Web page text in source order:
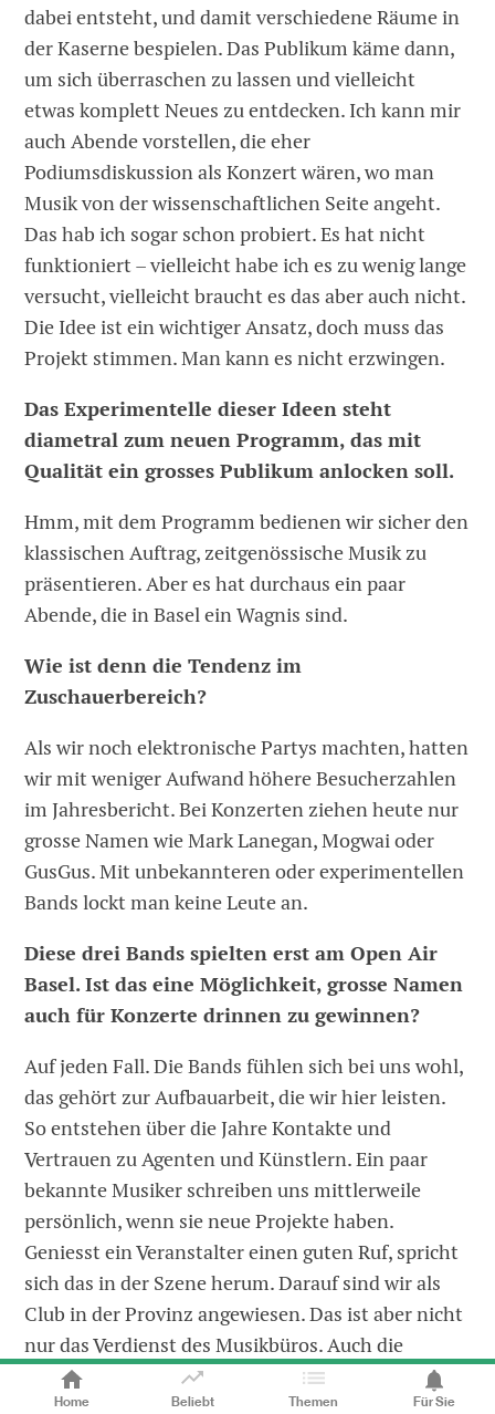
dabei entsteht, und damit verschiedene Räume in
der Kaserne bespielen. Das Publikum käme dann,
um sich überraschen zu lassen und vielleicht
etwas komplett Neues zu entdecken. Ich kann mir
auch Abende vorstellen, die eher
Podiumsdiskussion als Konzert wären, wo man
Musik von der wissenschaftlichen Seite angeht.
Das hab ich sogar schon probiert. Es hat nicht
funktioniert – vielleicht habe ich es zu wenig lange
versucht, vielleicht braucht es das aber auch nicht.
Die Idee ist ein wichtiger Ansatz, doch muss das
Projekt stimmen. Man kann es nicht erzwingen.
Das Experimentelle dieser Ideen steht
diametral zum neuen Programm, das mit
Qualität ein grosses Publikum anlocken soll.
Hmm, mit dem Programm bedienen wir sicher den
klassischen Auftrag, zeitgenössische Musik zu
präsentieren. Aber es hat durchaus ein paar
Abende, die in Basel ein Wagnis sind.
Wie ist denn die Tendenz im
Zuschauerbereich?
Als wir noch elektronische Partys machten, hatten
wir mit weniger Aufwand höhere Besucherzahlen
im Jahresbericht. Bei Konzerten ziehen heute nur
grosse Namen wie Mark Lanegan, Mogwai oder
GusGus. Mit unbekannteren oder experimentellen
Bands lockt man keine Leute an.
Diese drei Bands spielten erst am Open Air
Basel. Ist das eine Möglichkeit, grosse Namen
auch für Konzerte drinnen zu gewinnen?
Auf jeden Fall. Die Bands fühlen sich bei uns wohl,
das gehört zur Aufbauarbeit, die wir hier leisten.
So entstehen über die Jahre Kontakte und
Vertrauen zu Agenten und Künstlern. Ein paar
bekannte Musiker schreiben uns mittlerweile
persönlich, wenn sie neue Projekte haben.
Geniesst ein Veranstalter einen guten Ruf, spricht
sich das in der Szene herum. Darauf sind wir als
Club in der Provinz angewiesen. Das ist aber nicht
nur das Verdienst des Musikbüros. Auch die
Technik hat sich in den letzten zehn Jahren
massiv entwickelt und ist nun auf internationalem
Home Beliebt Themen Für Sie